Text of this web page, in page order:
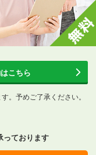
はこちら
。予めご了承ください。
っております